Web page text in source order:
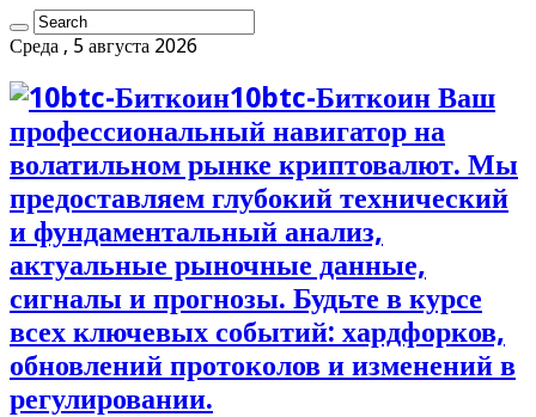
Среда , 5 августа 2026
10btc-Биткоин Ваш
профессиональный навигатор на
волатильном рынке криптовалют. Мы
предоставляем глубокий технический
и фундаментальный анализ,
актуальные рыночные данные,
сигналы и прогнозы. Будьте в курсе
всех ключевых событий: хардфорков,
обновлений протоколов и изменений в
регулировании.